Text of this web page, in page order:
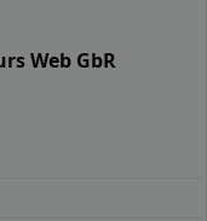
Web GbR